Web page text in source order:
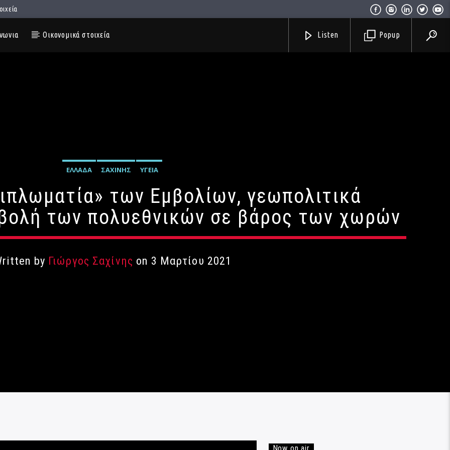
Οικονομικά στοιχεία Popup
Listen
ΕΛΛΆΔΑ ΣΑΧΊΝΗΣ ΥΓΕΊΑ
των Εμβολίων, γεωπολιτικά
των πολυεθνικών σε βάρος των χωρών
by Γιώργος Σαχίνης on 3 Μαρτίου 2021